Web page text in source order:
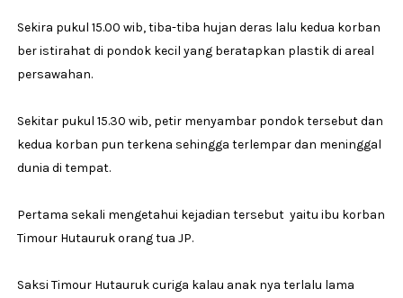
Sekira pukul 15.00 wib, tiba-tiba hujan deras lalu kedua korban
ber istirahat di pondok kecil yang beratapkan plastik di areal
persawahan.
Sekitar pukul 15.30 wib, petir menyambar pondok tersebut dan
kedua korban pun terkena sehingga terlempar dan meninggal
dunia di tempat.
Pertama sekali mengetahui kejadian tersebut yaitu ibu korban
Timour Hutauruk orang tua JP.
Saksi Timour Hutauruk curiga kalau anak nya terlalu lama